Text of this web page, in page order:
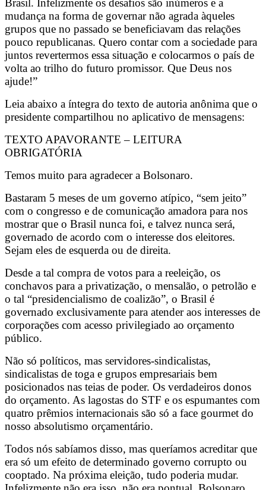
Brasil. Infelizmente os desafios são inúmeros e a
mudança na forma de governar não agrada àqueles
grupos que no passado se beneficiavam das relações
pouco republicanas. Quero contar com a sociedade para
juntos revertermos essa situação e colocarmos o país de
volta ao trilho do futuro promissor. Que Deus nos
ajude!”
Leia abaixo a íntegra do texto de autoria anônima que o
presidente compartilhou no aplicativo de mensagens:
TEXTO APAVORANTE – LEITURA
OBRIGATÓRIA
Temos muito para agradecer a Bolsonaro.
Bastaram 5 meses de um governo atípico, “sem jeito”
com o congresso e de comunicação amadora para nos
mostrar que o Brasil nunca foi, e talvez nunca será,
governado de acordo com o interesse dos eleitores.
Sejam eles de esquerda ou de direita.
Desde a tal compra de votos para a reeleição, os
conchavos para a privatização, o mensalão, o petrolão e
o tal “presidencialismo de coalizão”, o Brasil é
governado exclusivamente para atender aos interesses de
corporações com acesso privilegiado ao orçamento
público.
Não só políticos, mas servidores-sindicalistas,
sindicalistas de toga e grupos empresariais bem
posicionados nas teias de poder. Os verdadeiros donos
do orçamento. As lagostas do STF e os espumantes com
quatro prêmios internacionais são só a face gourmet do
nosso absolutismo orçamentário.
Todos nós sabíamos disso, mas queríamos acreditar que
era só um efeito de determinado governo corrupto ou
cooptado. Na próxima eleição, tudo poderia mudar.